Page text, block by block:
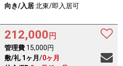
向き/入居北東/即入居可
212,000 円
管理費15,000円
敷/礼 1ヶ月 /0ヶ月